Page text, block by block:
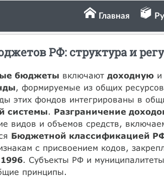
Главная
РФ: структура и
бюджеты включают доходнуюи
, формируемые из общих
этих фондов интегрированы в
системы. Разграничение
видов и объемов средств,
Бюджетной классификацией
с присвоением кодов,
. Субъекты РФ и
принципы.